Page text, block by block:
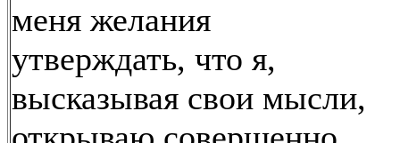
меня желания
утверждать, что я,
высказывая свои мысли,